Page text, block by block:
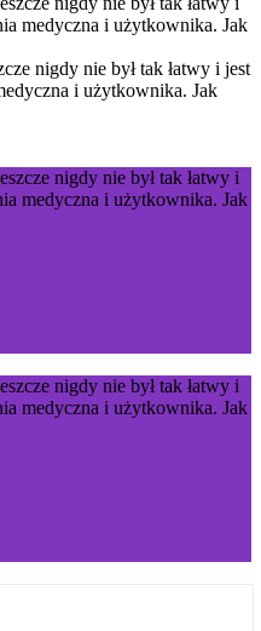
nigdy nie był tak łatwy i jest
i użytkownika. Jak